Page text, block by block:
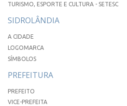
TURISMO, ESPORTE E CULTURA - SETESC
SIDROLÂNDIA
A CIDADE
LOGOMARCA
SÍMBOLOS
PREFEITURA
PREFEITO
VICE-PREFEITA